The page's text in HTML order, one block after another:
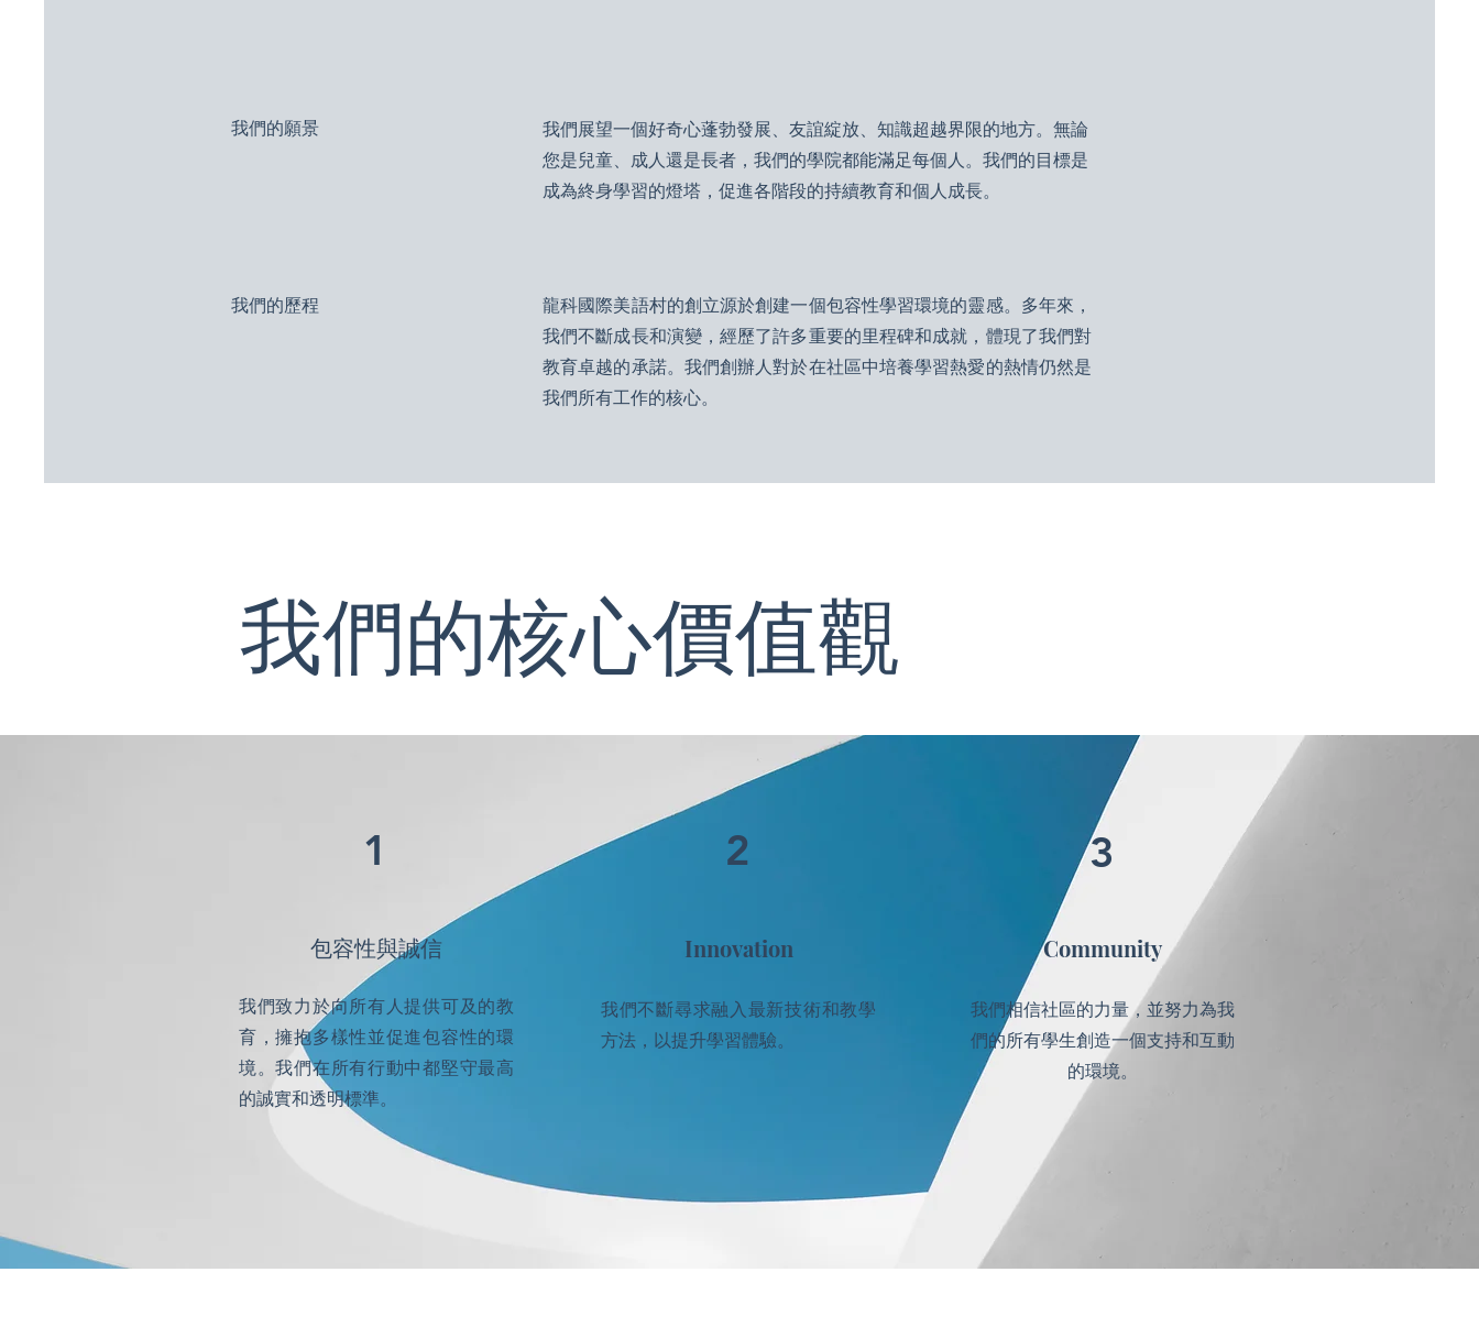
我們的願景
我們展望一個好奇心蓬勃發展、友誼綻放、知識超越界限的地方。無論
您是兒童、成人還是長者，我們的學院都能滿足每個人。我們的目標是
成為終身學習的燈塔，促進各階段的持續教育和個人成長。
我們的歷程
龍科國際美語村的創立源於創建一個包容性學習環境的靈感。多年來，
我們不斷成長和演變，經歷了許多重要的里程碑和成就，體現了我們對
教育卓越的承諾。我們創辦人對於在社區中培養學習熱愛的熱情仍然是
我們所有工作的核心。
我們的核心價值觀
1
包容性與誠信
我們致力於向所有人提供可及的教
育，擁抱多樣性並促進包容性的環
境。我們在所有行動中都堅守最高
的誠實和透明標準。
2
Innovation
我們不斷尋求融入最新技術和教學
方法，以提升學習體驗。
3
Community
我們相信社區的力量，並努力為我
們的所有學生創造一個支持和互動
的環境。